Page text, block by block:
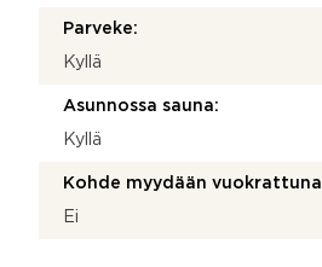
Parveke:
Kyllä
Asunnossa sauna:
Kyllä
Kohde myydään
Ei